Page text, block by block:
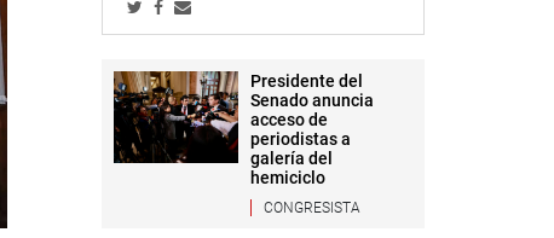
Presidente del
Senado anuncia
acceso de
periodistas a
galería del
hemiciclo
CONGRESISTA